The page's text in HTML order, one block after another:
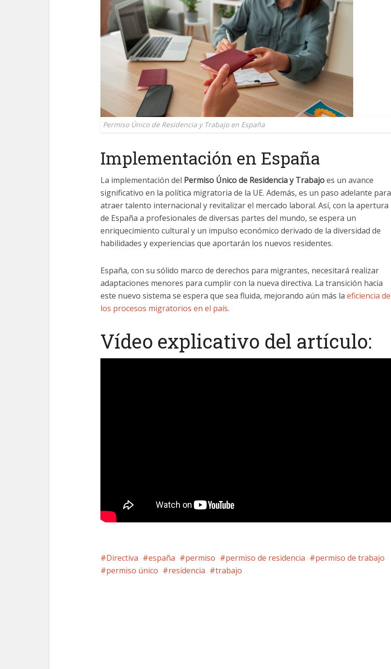
Permiso Único de Residencia y Trabajo en España
Implementación en España
La implementación del Permiso Único de Residencia y Trabajoes un avance
significativo en la política migratoria de la UE. Además, es un paso adelante para
atraer talento internacional y revitalizar el mercado laboral. Así, con la apertura
de España a profesionales de diversas partes del mundo, se espera un
enriquecimiento cultural y un impulso económico derivado de la diversidad de
habilidades y experiencias que aportarán los nuevos residentes.
España, con su sólido marco de derechos para migrantes, necesitará realizar
adaptaciones menores para cumplir con la nueva directiva. La transición hacia
este nuevo sistema se espera que sea fluida, mejorando aún más la eficiencia de
los procesos migratorios en el país.
Vídeo explicativo del artículo:
Directiva españa permiso permiso de residencia
permiso de trabajo
permiso único
residencia trabajo